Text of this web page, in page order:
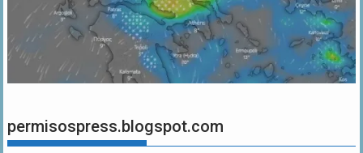
permisospress.blogspot.com